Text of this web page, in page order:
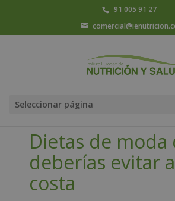
91 005 91 27
Seleccionar página
Dietas de moda
deberías evitar
costa